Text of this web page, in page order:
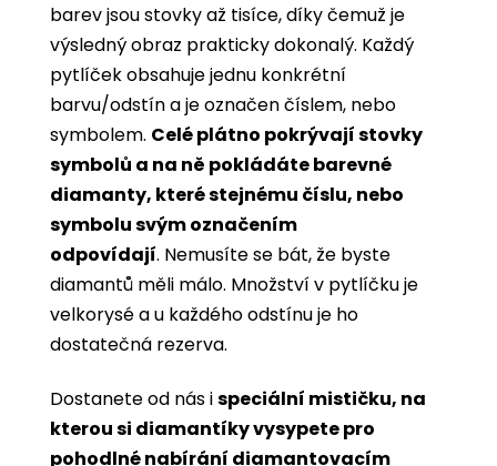
barev jsou stovky až tisíce, díky čemuž je
výsledný obraz prakticky dokonalý. Každý
pytlíček obsahuje jednu konkrétní
barvu/odstín a je označen číslem, nebo
symbolem. Celé plátno pokrývají stovky
symbolů a na ně pokládáte barevné
diamanty, které stejnému číslu, nebo
symbolu svým označením
odpovídají. Nemusíte se bát, že byste
diamantů měli málo. Množství v pytlíčku je
velkorysé a u každého odstínu je ho
dostatečná rezerva.
Dostanete od nás ispeciální mističku, na
kterou si diamantíky vysypete pro
pohodlné nabírání diamantovacím